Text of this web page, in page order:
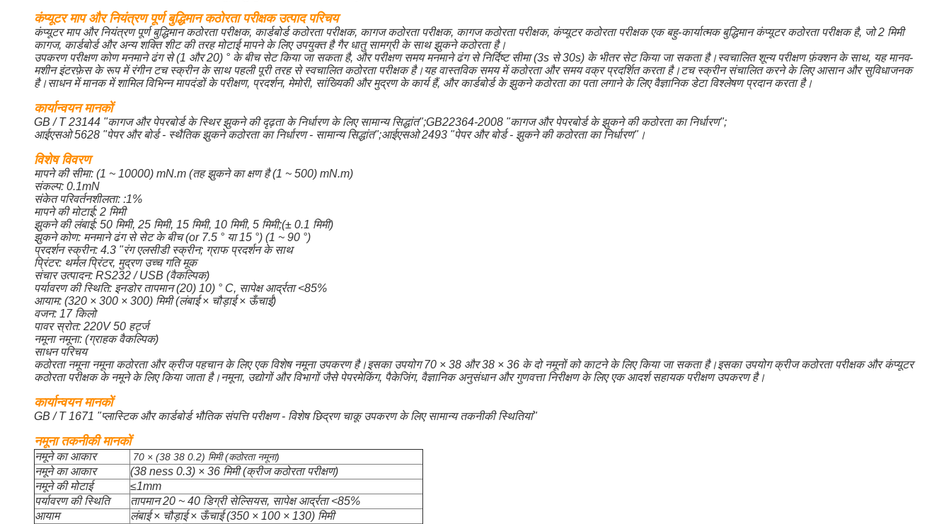
कंप्यूटर माप और नियंत्रण पूर्ण बुद्धिमान कठोरता परीक्षक उत्पाद परिचय
कंप्यूटर माप और नियंत्रण पूर्ण बुद्धिमान कठोरता परीक्षक, कार्डबोर्ड कठोरता परीक्षक, कागज कठोरता परीक्षक, कागज कठोरता परीक्षक, कंप्यूटर कठोरता परीक्षक एक बहु-कार्यात्मक बुद्धिमान कंप्यूटर कठोरता परीक्षक है, जो 2 मिमी
कागज, कार्डबोर्ड और अन्य शक्ति शीट की तरह मोटाई मापने के लिए उपयुक्त है गैर धातु सामग्री के साथ झुकने कठोरता है।
उपकरण परीक्षण कोण मनमाने ढंग से (1 और 20) ° के बीच सेट किया जा सकता है, और परीक्षण समय मनमाने ढंग से निर्दिष्ट सीमा (3s से 30s) के भीतर सेट किया जा सकता है।स्वचालित शून्य परीक्षण फ़ंक्शन के साथ, यह मानव-
मशीन इंटरफ़ेस के रूप में रंगीन टच स्क्रीन के साथ पहली पूरी तरह से स्वचालित कठोरता परीक्षक है।यह वास्तविक समय में कठोरता और समय वक्र प्रदर्शित करता है।टच स्क्रीन संचालित करने के लिए आसान और सुविधाजनक
है।साधन में मानक में शामिल विभिन्न मापदंडों के परीक्षण, प्रदर्शन, मेमोरी, सांख्यिकी और मुद्रण के कार्य हैं, और कार्डबोर्ड के झुकने कठोरता का पता लगाने के लिए वैज्ञानिक डेटा विश्लेषण प्रदान करता है।
कार्यान्वयन मानकों
GB / T 23144 "कागज और पेपरबोर्ड के स्थिर झुकने की दृढ़ता के निर्धारण के लिए सामान्य सिद्धांत";GB22364-2008 "कागज और पेपरबोर्ड के झुकने की कठोरता का निर्धारण";
आईएसओ 5628 "पेपर और बोर्ड - स्थैतिक झुकने कठोरता का निर्धारण - सामान्य सिद्धांत";आईएसओ 2493 "पेपर और बोर्ड - झुकने की कठोरता का निर्धारण"।
विशेष विवरण
मापने की सीमा: (1 ~ 10000) mN.m (तह झुकने का क्षण है (1 ~ 500) mN.m)
संकल्प: 0.1mN
संकेत परिवर्तनशीलता: :1%
मापने की मोटाई: 2 मिमी
झुकने की लंबाई: 50 मिमी, 25 मिमी, 15 मिमी, 10 मिमी, 5 मिमी;(± 0.1 मिमी)
झुकने कोण: मनमाने ढंग से सेट के बीच (or 7.5 ° या 15 °) (1 ~ 90 °)
प्रदर्शन स्क्रीन: 4.3 "रंग एलसीडी स्क्रीन; ग्राफ प्रदर्शन के साथ
प्रिंटर: थर्मल प्रिंटर, मुद्रण उच्च गति मूक
संचार उत्पादन: RS232 / USB (वैकल्पिक)
पर्यावरण की स्थिति: इनडोर तापमान (20) 10) ° C, सापेक्ष आर्द्रता <85%
आयाम: (320 × 300 × 300) मिमी (लंबाई × चौड़ाई × ऊँचाई)
वजन: 17 किलो
पावर स्रोत: 220V 50 हर्ट्ज
नमूना नमूना: (ग्राहक वैकल्पिक)
साधन परिचय
कठोरता नमूना नमूना कठोरता और क्रीज पहचान के लिए एक विशेष नमूना उपकरण है।इसका उपयोग 70 × 38 और 38 × 36 के दो नमूनों को काटने के लिए किया जा सकता है।इसका उपयोग क्रीज कठोरता परीक्षक और कंप्यूटर
कठोरता परीक्षक के नमूने के लिए किया जाता है।नमूना, उद्योगों और विभागों जैसे पेपरमेकिंग, पैकेजिंग, वैज्ञानिक अनुसंधान और गुणवत्ता निरीक्षण के लिए एक आदर्श सहायक परीक्षण उपकरण है।
कार्यान्वयन मानकों
GB / T 1671 "प्लास्टिक और कार्डबोर्ड भौतिक संपत्ति परीक्षण - विशेष छिद्रण चाकू उपकरण के लिए सामान्य तकनीकी स्थितियां"
नमूना तकनीकी मानकों
नमूने का आकार 70 × (38 38 0.2) मिमी (कठोरता नमूना)
नमूने का आकार
(38 ness 0.3) × 36 मिमी (क्रीज कठोरता परीक्षण)
नमूने की मोटाई
≤1mm
पर्यावरण की स्थिति
तापमान 20 ~ 40 डिग्री सेल्सियस, सापेक्ष आर्द्रता <85%
आयाम
लंबाई × चौड़ाई × ऊँचाई (350 × 100 × 130) मिमी